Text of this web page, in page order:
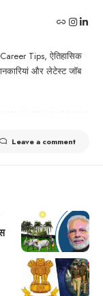
Tips, ऐतिहासिक
और लेटेस्ट जॉब
Leave a comment